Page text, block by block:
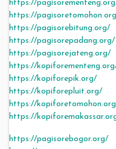
https://
https://
https://pagisorebitung.org/
https://pagisorepadang.org/
https://pagisorejateng.org/
https://
https://kopiforepik.org/
https://kopiforepluit.org/
https://
https://
https://pagisorebogor.org/